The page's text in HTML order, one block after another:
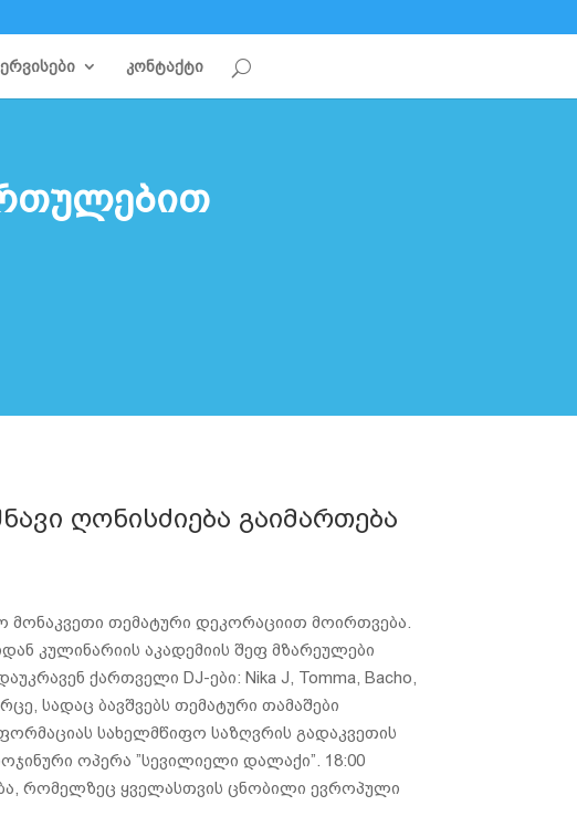
კონტაქტი
ღონისძიება გაიმართება
მონაკვეთი თემატური დეკორაციით მოირთვება.
კულინარიის აკადემიის შეფ მზარეულები
ქართველი DJ-ები: Nika J, Tomma, Bacho,
სადაც ბავშვებს თემატური თამაშები
სახელმწიფო საზღვრის გადაკვეთის
ოპერა ”სევილიელი დალაქი”. 18:00
რომელზეც ყველასთვის ცნობილი ევროპული